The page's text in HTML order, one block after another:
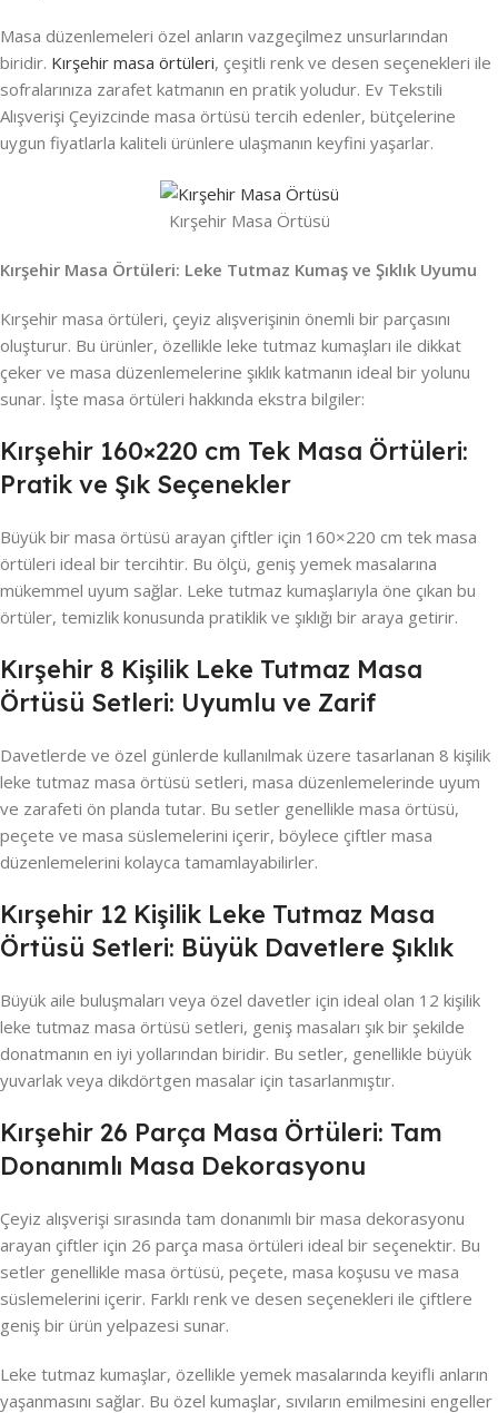
Masa düzenlemeleri özel anların vazgeçilmez unsurlarından
biridir. Kırşehir masa örtüleri, çeşitli renk ve desen seçenekleri ile
sofralarınıza zarafet katmanın en pratik yoludur. Ev Tekstili
Alışverişi Çeyizcinde masa örtüsü tercih edenler, bütçelerine
uygun fiyatlarla kaliteli ürünlere ulaşmanın keyfini yaşarlar.
Kırşehir Masa Örtüsü
Kırşehir Masa Örtüleri: Leke Tutmaz Kumaş ve Şıklık Uyumu
Kırşehir masa örtüleri, çeyiz alışverişinin önemli bir parçasını
oluşturur. Bu ürünler, özellikle leke tutmaz kumaşları ile dikkat
çeker ve masa düzenlemelerine şıklık katmanın ideal bir yolunu
sunar. İşte masa örtüleri hakkında ekstra bilgiler:
Kırşehir 160×220 cm Tek Masa Örtüleri:
Pratik ve Şık Seçenekler
Büyük bir masa örtüsü arayan çiftler için 160×220 cm tek masa
örtüleri ideal bir tercihtir. Bu ölçü, geniş yemek masalarına
mükemmel uyum sağlar. Leke tutmaz kumaşlarıyla öne çıkan bu
örtüler, temizlik konusunda pratiklik ve şıklığı bir araya getirir.
Kırşehir 8 Kişilik Leke Tutmaz Masa
Örtüsü Setleri: Uyumlu ve Zarif
Davetlerde ve özel günlerde kullanılmak üzere tasarlanan 8 kişilik
leke tutmaz masa örtüsü setleri, masa düzenlemelerinde uyum
ve zarafeti ön planda tutar. Bu setler genellikle masa örtüsü,
peçete ve masa süslemelerini içerir, böylece çiftler masa
düzenlemelerini kolayca tamamlayabilirler.
Kırşehir 12 Kişilik Leke Tutmaz Masa
Örtüsü Setleri: Büyük Davetlere Şıklık
Büyük aile buluşmaları veya özel davetler için ideal olan 12 kişilik
leke tutmaz masa örtüsü setleri, geniş masaları şık bir şekilde
donatmanın en iyi yollarından biridir. Bu setler, genellikle büyük
yuvarlak veya dikdörtgen masalar için tasarlanmıştır.
Kırşehir 26 Parça Masa Örtüleri: Tam
Donanımlı Masa Dekorasyonu
Çeyiz alışverişi sırasında tam donanımlı bir masa dekorasyonu
arayan çiftler için 26 parça masa örtüleri ideal bir seçenektir. Bu
setler genellikle masa örtüsü, peçete, masa koşusu ve masa
süslemelerini içerir. Farklı renk ve desen seçenekleri ile çiftlere
geniş bir ürün yelpazesi sunar.
Leke tutmaz kumaşlar, özellikle yemek masalarında keyifli anların
yaşanmasını sağlar. Bu özel kumaşlar, sıvıların emilmesini engeller